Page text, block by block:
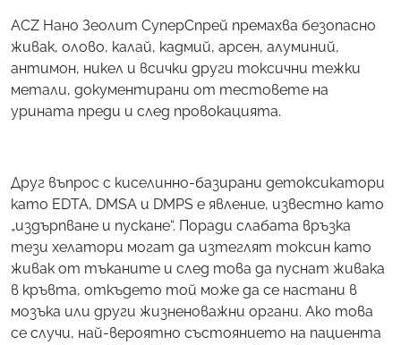
ACZ Нано Зеолит СуперСпрей премахва безопасно
живак, олово, калай, кадмий, арсен, алуминий,
антимон, никел и всички други токсични тежки
метали, документирани от тестовете на
урината преди и след провокацията.
Друг въпрос с киселинно-базирани детоксикатори
като EDTA, DMSA и DMPS е явление, известно като
„издърпване и пускане“. Поради слабата връзка
тези хелатори могат да изтеглят токсин като
живак от тъканите и след това да пуснат живака
в кръвта, откъдето той може да се настани в
мозъка или други жизненоважни органи. Ако това
се случи, най-вероятно състоянието на пациента